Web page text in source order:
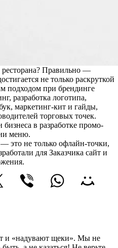
ресторана? Правильно —
не только раскруткой
подходом при брендинге
разработка логотипа,
маркетинг-кит и гайды,
торговых точек.
в разработке промо-
меню.
это не только офлайн-точки,
для Заказчика сайт и
и «надувают щеки». Мы не